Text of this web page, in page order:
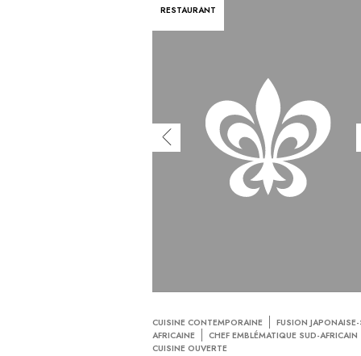
RESTAURANT
CUISINE CONTEMPORAINE
FUSION
AFRICAINE
CHEF EMBLÉMATIQUE SUD-AFRICAIN
CUISINE OUVERTE